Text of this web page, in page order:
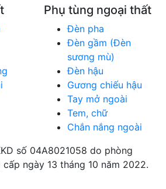
Phụ tùng ngoại thất
Đèn pha
Đèn gầm (Đèn
sương mù)
Đèn hậu
Gương chiếu hậu
Tay mở ngoài
Tem, chữ
Chắn nắng ngoài
số 04A8021058 do phòng
ngày 13 tháng 10 năm 2022.